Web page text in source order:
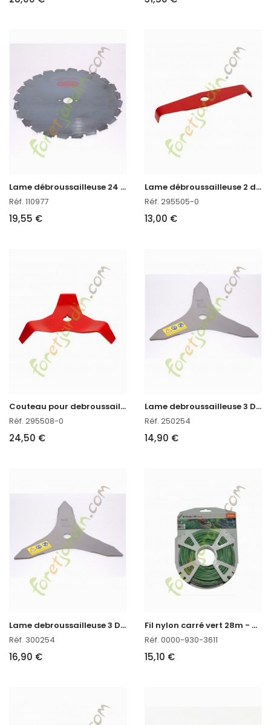
L
ame débroussailleuse 24 dents en Stock
Réf. 110977
19,55 €
L
ame débroussailleuse 2 dents courbée Oregon réf : 295505-0
Réf. 295505-0
13,00 €
C
outeau pour debroussailleuse broyeur 300 Oregon réf : 295508-0 en stock
Réf. 295508-0
24,50 €
L
ame debroussailleuse 3 Dents 250
Réf. 250254
14,90 €
L
ame debroussailleuse 3 Dents 300
Réf. 300254
16,90 €
F
il nylon carré vert 28m - 4mm Stihl
Réf. 0000-930-3611
15,10 €